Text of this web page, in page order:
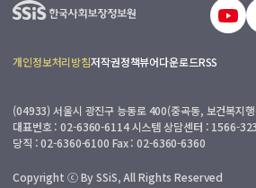
개인정보처리방침저작권정책뷰어다운로드RSS
(04933) 서울시 광진구 능동로 400(중곡동, 보건복지
대표번호 : 02-6360-6114 시스템 상담센터 : 1566-
당직 : 02-6360-6100 Fax : 02-6360-6360
Copyright ⓒ By SSiS, All Rights Reserved